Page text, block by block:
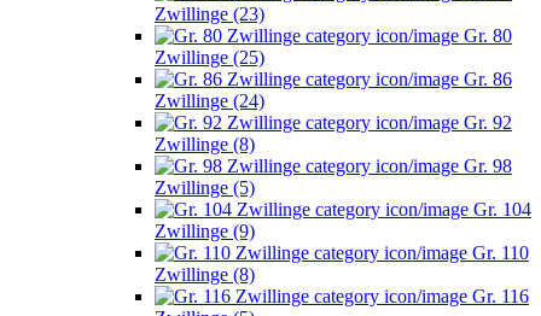
Zwillinge (23)
Gr. 80
Zwillinge (25)
Gr. 86
Zwillinge (24)
Gr. 92
Zwillinge (8)
Gr. 98
Zwillinge (5)
Gr. 104
Zwillinge (9)
Gr. 110
Zwillinge (8)
Gr. 116